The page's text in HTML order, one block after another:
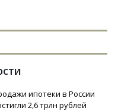
ипотеки в России
2,6 трлн рублей